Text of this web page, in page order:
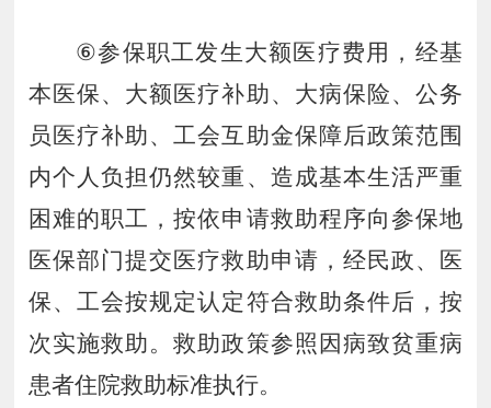
⑥参保职工发生大额医疗费用，经基
本医保、大额医疗补助、大病保险、公务
员医疗补助、工会互助金保障后政策范围
内个人负担仍然较重、造成基本生活严重
困难的职工，按依申请救助程序向参保地
医保部门提交医疗救助申请，经民政、医
保、工会按规定认定符合救助条件后，按
次实施救助。救助政策参照因病致贫重病
患者住院救助标准执行。